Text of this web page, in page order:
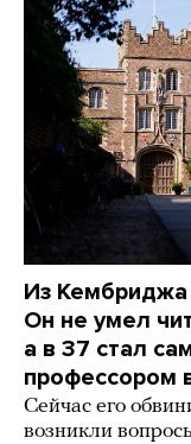
Из
Он не умел
а в 37 стал
профессором
Сейчас его
возникли